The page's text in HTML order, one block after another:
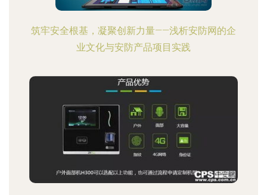
筑牢安全根基，凝聚创新力量——浅析安防网的企
业文化与安防产品项目实践